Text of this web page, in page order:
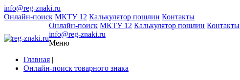
info@reg-znaki.ru
Онлайн-поиск МКТУ 12 Калькулятор пошлин Контакты
Онлайн-поиск МКТУ 12 Калькулятор пошлин Контакты
info@reg-znaki.ru
Меню
Главная |
Онлайн-поиск товарного знака